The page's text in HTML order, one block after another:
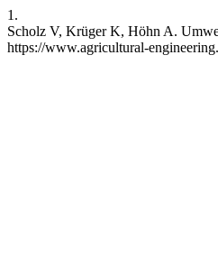
1.
Scholz V, Krüger K, Höhn A.
https://www.agricultural-